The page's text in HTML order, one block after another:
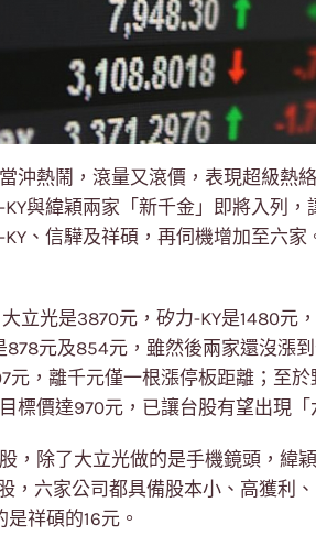
沖熱鬧，滾量又滾價，表現超級熱
與緯穎兩家「新千金」即將入列
、信驊及祥碩，再伺機增加至六
立光是3870元，矽力-KY是1480元
878元及854元，雖然後兩家還沒漲
元，離千元僅一根漲停板距離；至
標價達970元，已讓台股有望出現「
，除了大立光做的是手機鏡頭，緯
，六家公司都具備股本小、高獲利
祥碩的16元。